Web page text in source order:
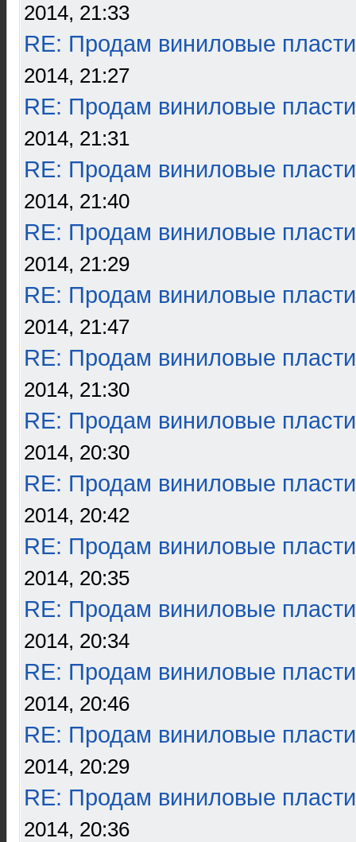
2014, 21:33
RE: Продам виниловые
2014, 21:27
RE: Продам виниловые
2014, 21:31
RE: Продам виниловые
2014, 21:40
RE: Продам виниловые
2014, 21:29
RE: Продам виниловые
2014, 21:47
RE: Продам виниловые
2014, 21:30
RE: Продам виниловые
2014, 20:30
RE: Продам виниловые
2014, 20:42
RE: Продам виниловые
2014, 20:35
RE: Продам виниловые
2014, 20:34
RE: Продам виниловые
2014, 20:46
RE: Продам виниловые
2014, 20:29
RE: Продам виниловые
2014, 20:36